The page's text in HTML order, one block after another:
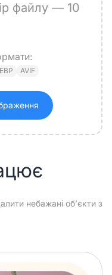
файлу — 10
AVIF
небажані об’єкти з